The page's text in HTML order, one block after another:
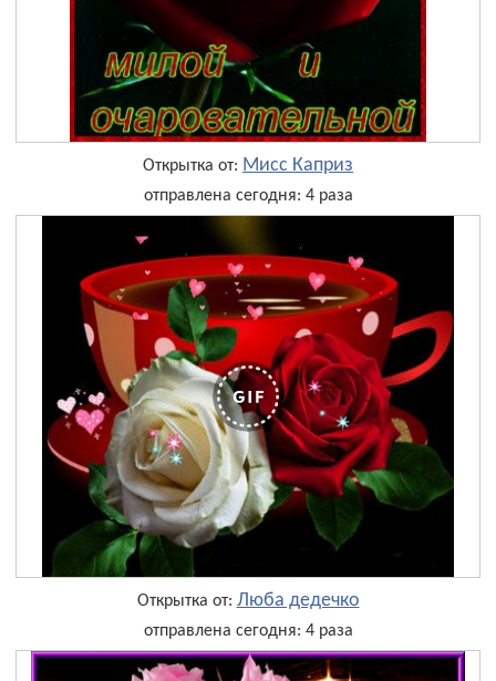
Открытка от: Мисс Каприз
отправлена сегодня: 4 раза
Открытка от: Люба дедечко
отправлена сегодня: 4 раза